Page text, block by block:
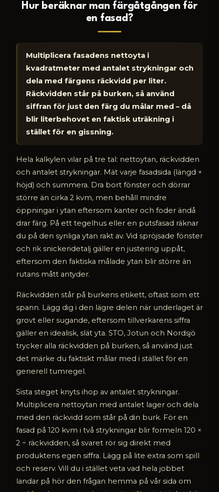
Hur beräknar man färgåtgången för
en fasad?
Multiplicera fasadens nettoyta i
kvadratmeter med antalet strykningar och
dela med färgens räckvidd per liter.
Räckvidden står på burken, så använd
siffran för just den färg du målar med – då
blir literbehovet en faktisk uträkning i
stället för en gissning.
Hela kalkylen vilar på tre tal: nettoytan, räckvidden
och antalet strykningar. Mät varje fasadsida (längd ×
höjd) och summera. Dra bort fönster och dörrar
större än cirka 2 kvm, men behåll mindre
öppningar i ytan eftersom kanter och foder ändå
drar färg. På ett tegelhus eller en putsfasad räknar
du på den synliga ytan rakt av. Vid spröjsade fönster
och rik snickeridetalj gäller en justering uppåt,
eftersom den faktiska målade ytan blir större än
rutans mått antyder.
Räckvidden står på burkens etikett, oftast som ett
spann. Lägg dig i den lägre delen när underlaget är
grovt eller sugande, eftersom tillverkarens siffra
gäller en idealisk, slät yta. STO, Jotun och Nordsjö
trycker alla räckvidden på burken, så använd just
det märke du faktiskt målar med i stället för en
generell tumregel.
Sista steget knyts ihop av antalet strykningar.
Multiplicera nettoytan med antalet lager och dela
med den räckvidd som står på din burk. För en
fasad på 120 kvm i två strykningar blir formeln 120 ×
2 ÷ räckvidden, så svaret rör sig direkt med
produktens egen siffra. Lägg på lite extra som spill
och reserv. Vill du i stället veta vad hela jobbet
landar på hör den frågan hemma på vår sida om